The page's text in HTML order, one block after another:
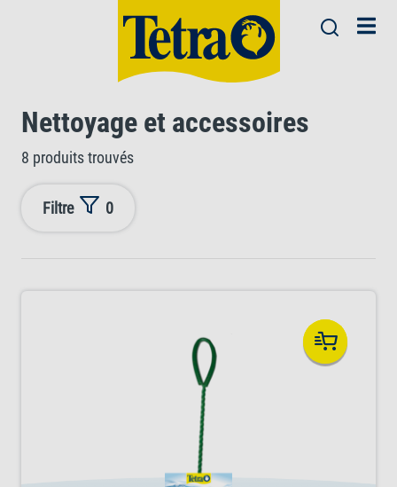
Nettoyage et accessoires
8 produits trouvés
Filtre 0